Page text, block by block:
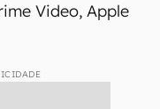
Video, Apple